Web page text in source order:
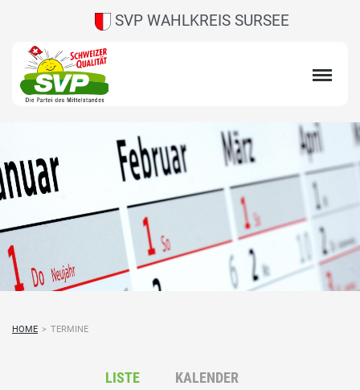
SVP WAHLKREIS SURSEE
HOME > TERMINE
LISTE KALENDER